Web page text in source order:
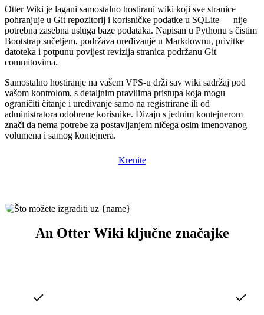
Otter Wiki je lagani samostalno hostirani wiki koji sve stranice
pohranjuje u Git repozitorij i korisničke podatke u SQLite — nije
potrebna zasebna usluga baze podataka. Napisan u Pythonu s čistim
Bootstrap sučeljem, podržava uređivanje u Markdownu, privitke
datoteka i potpunu povijest revizija stranica podržanu Git
commitovima.
Samostalno hostiranje na vašem VPS-u drži sav wiki sadržaj pod
vašom kontrolom, s detaljnim pravilima pristupa koja mogu
ograničiti čitanje i uređivanje samo na registrirane ili od
administratora odobrene korisnike. Dizajn s jednim kontejnerom
znači da nema potrebe za postavljanjem ničega osim imenovanog
volumena i samog kontejnera.
Krenite
An Otter Wiki ključne značajke